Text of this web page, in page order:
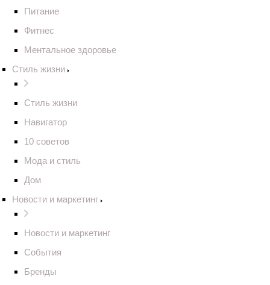
Питание
Фитнес
Ментальное здоровье
Стиль жизни
Стиль жизни
Навигатор
10 советов
Мода и стиль
Дом
Новости и маркетинг
Новости и маркетинг
События
Бренды